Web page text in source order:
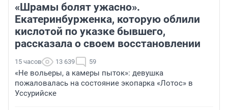
«Шрамы болят ужасно».
Екатеринбурженка, которую облили
кислотой по указке бывшего,
рассказала о своем восстановлении
15 часов 13 639 59
«Не вольеры, а камеры пыток»: девушка
пожаловалась на состояние экопарка «Лотос» в
Уссурийске